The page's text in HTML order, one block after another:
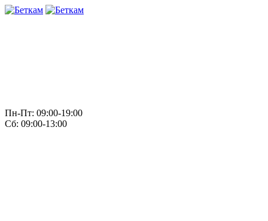
Пн-Пт: 09:00-19:00
Сб: 09:00-13:00